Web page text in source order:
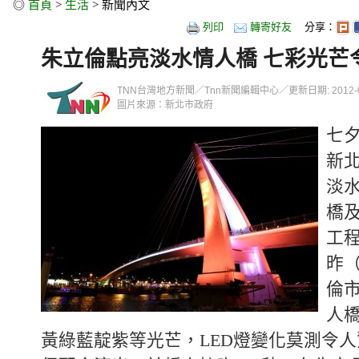
◎ 首頁 > 生活 > 新聞內文
列印 轉寄好友 分享：
朱立倫點亮淡水情人橋 七彩光芒
TNN台灣地方新聞／Tnn新聞編輯中心／更新日期:
圖片來源：新北市政府
七
新
淡
橋
工
昨
倫
人
黃綠藍靛紫等光芒，LED燈變化莫測令